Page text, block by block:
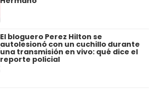
El bloguero Perez Hilton se
autolesionó con un cuchillo durante
una transmisión en vivo: qué dice el
reporte policial